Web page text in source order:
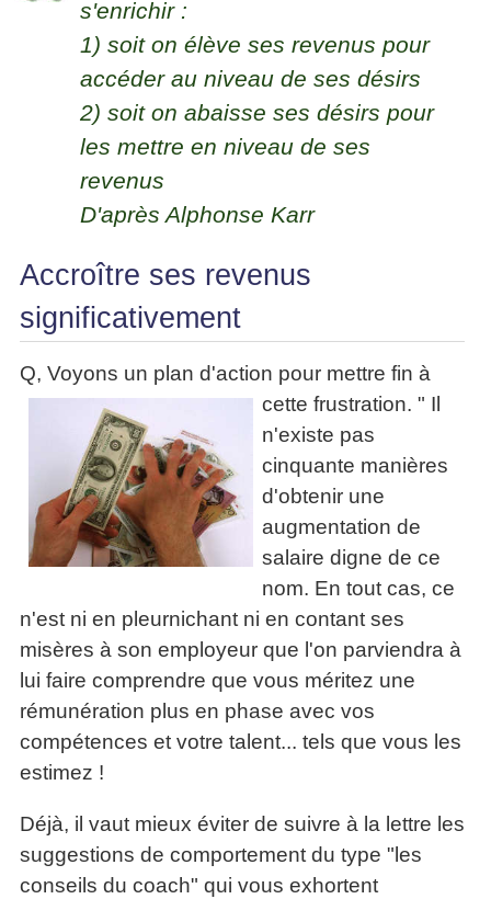
Décider
quotidien
processus
Décision
équipe
Les
Techniques
de
décision
articles
Décider
»»»
articles
décideur ?
Comment
Manager
l'entraide ?
Efficacité
»»»
articles
Analyse
Données
Formation
Projet
Formation
Cours
Management
»»»
ebook
et
management
gratuits
▶
PDF
Entrepreneuriat
Perfonomique
▶
Tous
les
articles
PDF
gratuits
»»»
s'enrichir :
1) soit on élève ses revenus pour
accéder au niveau de ses désirs
2) soit on abaisse ses désirs pour
les mettre en niveau de ses
revenus
D'après Alphonse Karr
Accroître ses revenus
significativement
Q, Voyons un plan d'action pour mettre fin à
cette frustration. " Il
n'existe pas
cinquante manières
d'obtenir une
augmentation de
salaire digne de ce
nom. En tout cas, ce
n'est ni en pleurnichant ni en contant ses
misères à son employeur que l'on parviendra à
lui faire comprendre que vous méritez une
rémunération plus en phase avec vos
compétences et votre talent... tels que vous les
estimez !
Déjà, il vaut mieux éviter de suivre à la lettre les
suggestions de comportement du type "les
conseils du coach" qui vous exhortent